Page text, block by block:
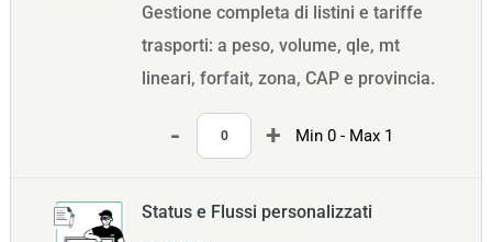
Gestione completa di listini e tariffe
trasporti: a peso, volume, qle, mt
lineari, forfait, zona, CAP e provincia.
Min 0 - Max 1
Status e Flussi personalizzati